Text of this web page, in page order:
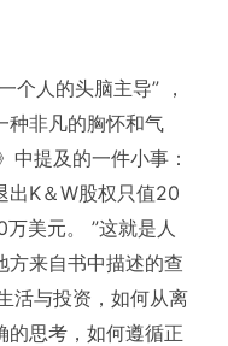
个人的头脑主导” ，
种非凡的胸怀和气
中提及的一件小事：
出K＆W股权只值20
美元。 ”这就是人
方来自书中描述的查
活与投资，如何从离
的思考，如何遵循正